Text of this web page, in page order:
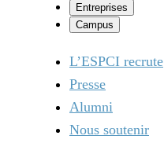
Entreprises
Campus
L’ESPCI recrute
Presse
Alumni
Nous soutenir